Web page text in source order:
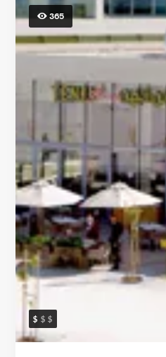
ザ・
ス
ト
リ
ー
ト
365